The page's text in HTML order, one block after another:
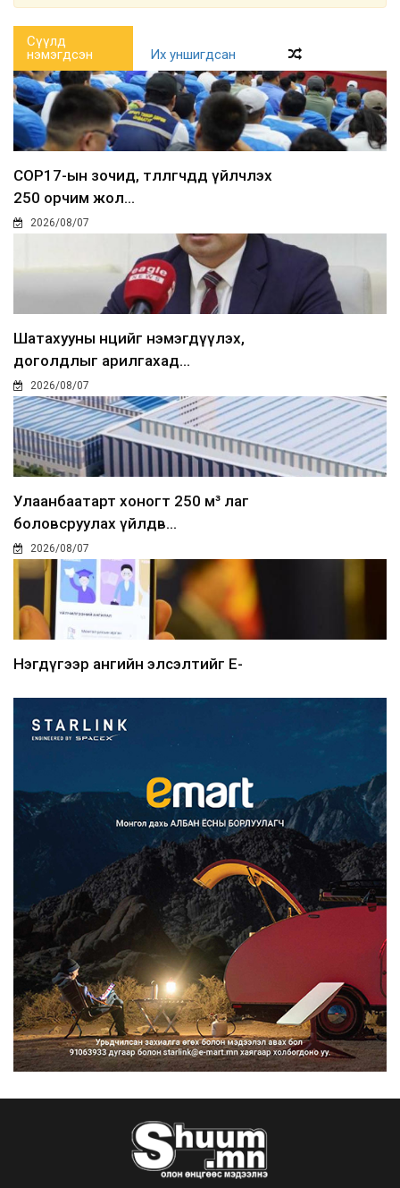
Сүүлд
нэмэгдсэн
Их уншигдсан
COP17-ын зочид, төлөөлөгчдөд үйлчлэх
250 орчим жол...
2026/08/07
Шатахууны нөөцийг нэмэгдүүлэх,
доголдлыг арилгахад...
2026/08/07
Улаанбаатарт хоногт 250 м³ лаг
боловсруулах үйлдв...
2026/08/07
Нэгдүгээр ангийн элсэлтийг E-
Францад иргэд рүү зөвшөөрөлгүй
сурталчилгааны дууд...
2026/08/07
Нийтийн тээврийн Ч:19А чиглэлийн
замналд түр хугац...
2026/08/07
Автомашины улсын дугаар сондгой
тоогоор төгссөн бо...